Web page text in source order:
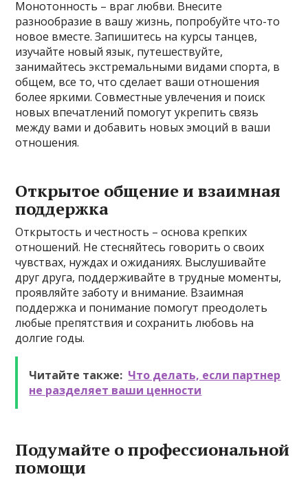
Монотонность – враг любви. Внесите
разнообразие в вашу жизнь, попробуйте что-то
новое вместе. Запишитесь на курсы танцев,
изучайте новый язык, путешествуйте,
занимайтесь экстремальными видами спорта, в
общем, все то, что сделает ваши отношения
более яркими. Совместные увлечения и поиск
новых впечатлений помогут укрепить связь
между вами и добавить новых эмоций в ваши
отношения.
Открытое общение и взаимная
поддержка
Открытость и честность – основа крепких
отношений. Не стесняйтесь говорить о своих
чувствах, нуждах и ожиданиях. Выслушивайте
друг друга, поддерживайте в трудные моменты,
проявляйте заботу и внимание. Взаимная
поддержка и понимание помогут преодолеть
любые препятствия и сохранить любовь на
долгие годы.
Читайте также: Что делать, если партнер
не разделяет ваши ценности
Подумайте о профессиональной
помощи